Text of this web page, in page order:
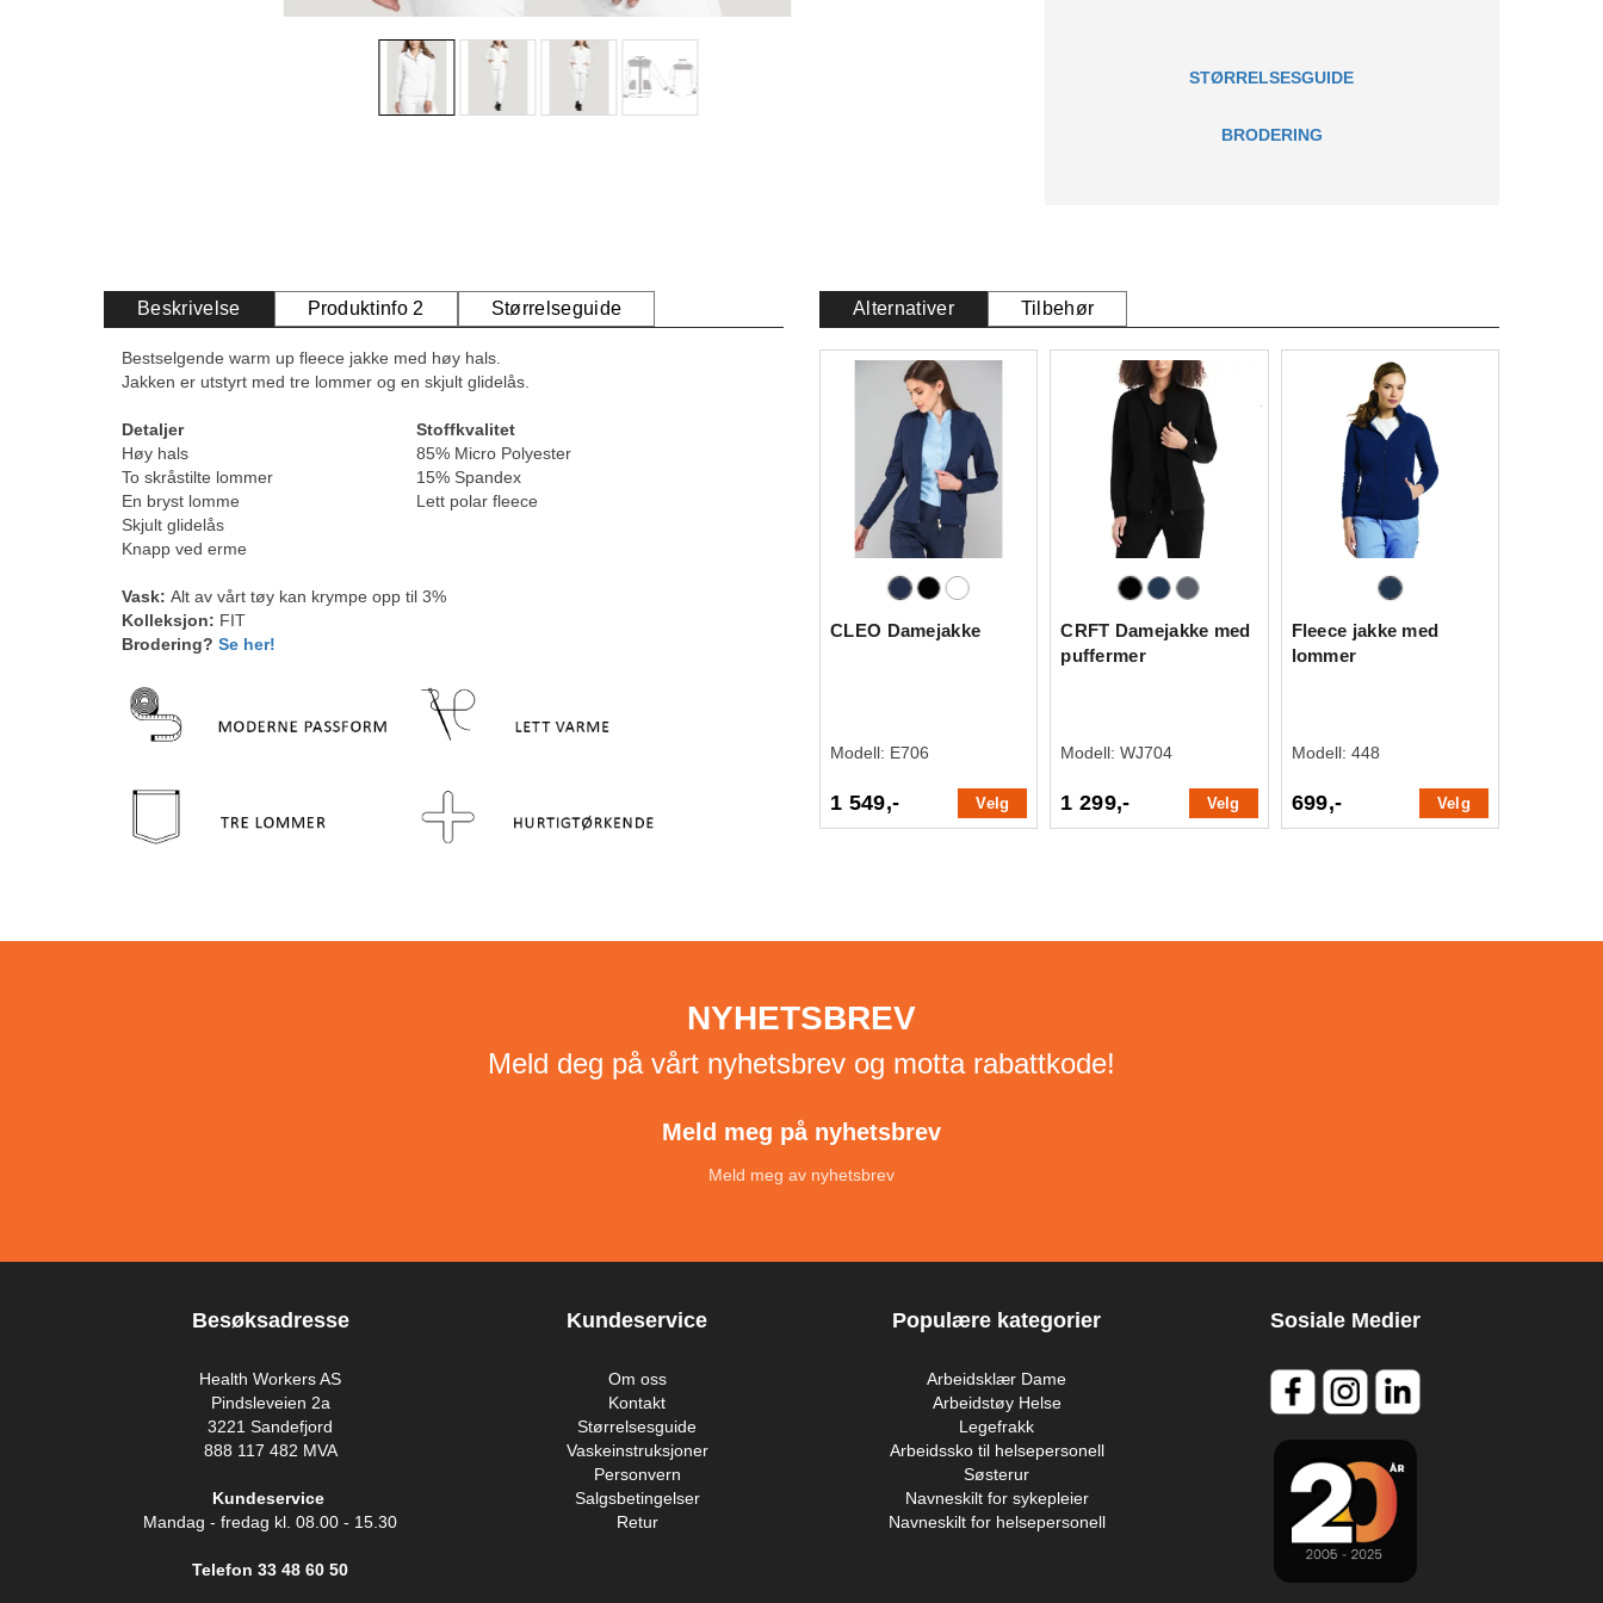
STØRRELSESGUIDE
BRODERING
Beskrivelse Produktinfo 2 Størrelseguide
Bestselgende warm up fleece jakke med høy hals.
Jakken er utstyrt med tre lommer og en skjult glidelås.
Detaljer
Stoffkvalitet
Høy hals
85% Micro Polyester
To skråstilte lommer
15% Spandex
En bryst lomme
Lett polar fleece
Skjult glidelås
Knapp ved erme
Vask: Alt av vårt tøy kan krympe opp til 3%
Kolleksjon: FIT
Brodering? Se her!
Alternativer Tilbehør
CLEO Damejakke
Modell: E706
1 549,- Velg
CRFT Damejakke med
puffermer
Modell:WJ704
1 299,- Velg
Fleece jakke med
lommer
Modell: 448
699,- Velg
NYHETSBREV
Meld deg på vårt nyhetsbrev og motta rabattkode!
Meld meg på nyhetsbrev
Meld meg av nyhetsbrev
Besøksadresse
Health Workers AS
Pindsleveien 2a
3221 Sandefjord
888 117 482 MVA
Kundeservice
Mandag - fredag kl. 08.00 - 15.30
Telefon 33 48 60 50
Kundeservice
Om oss
Kontakt
Størrelsesguide
Vaskeinstruksjoner
Personvern
Salgsbetingelser
Retur
Populære kategorier
Arbeidsklær Dame
Arbeidstøy Helse
Legefrakk
Arbeidssko til helsepersonell
Søsterur
Navneskilt for sykepleier
Navneskilt for helsepersonell
Sosiale Medier